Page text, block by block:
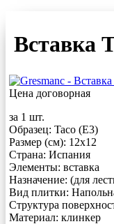
Вставка
Цена договорная
за 1 шт.
Образец: Taco (E3)
Размер (см): 12x12
Страна: Испания
Элементы: вставка
Назначение: (для
Вид плитки:
Структура
Материал: клинкер